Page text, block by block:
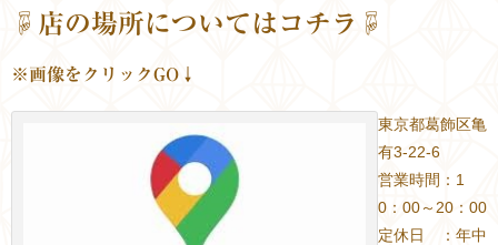
☟店の場所についてはコチラ☟
※画像をクリックGO↓
東京都葛飾区亀
有3-22-6
営業時間：1
0：00～20：00
定休日 ：年中